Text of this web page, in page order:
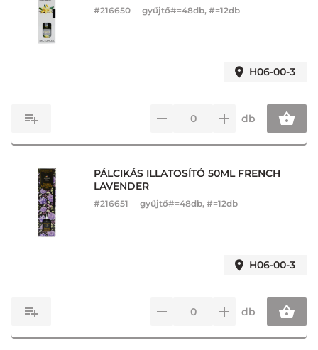
#216650 gyűjtő#=48db, #=12db
H06-00-3
db
PÁLCIKÁS ILLATOSÍTÓ 50ML FRENCH
LAVENDER
#216651 gyűjtő#=48db, #=12db
H06-00-3
db